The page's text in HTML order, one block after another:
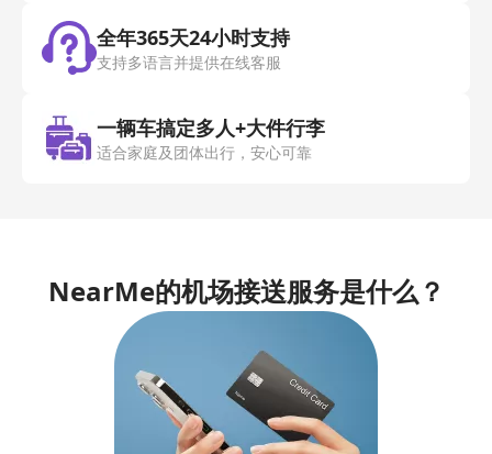
全年365天24小时支持
支持多语言并提供在线客服
一辆车搞定多人+大件行李
适合家庭及团体出行，安心可靠
NearMe的机场接送服务是什么？